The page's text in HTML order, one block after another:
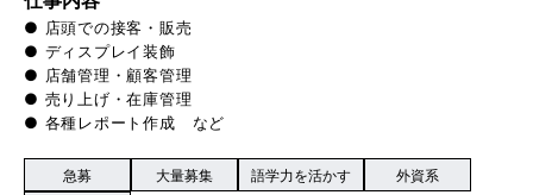
● 店頭での接客・販売
● ディスプレイ装飾
● 店舗管理・顧客管理
● 売り上げ・在庫管理
● 各種レポート作成 など
急募 大量募集 語学力を活かす
外資系